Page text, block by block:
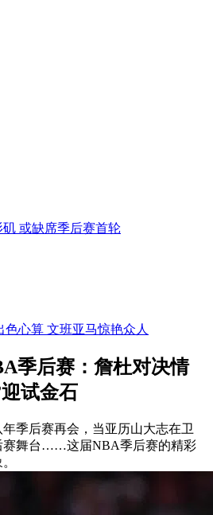
或缺席季后赛首轮
心算 文班亚马惊艳众人
季后赛：詹杜对决情
试金石
季后赛再会，当亚历山大志在卫
赛舞台……这届NBA季后赛的精彩